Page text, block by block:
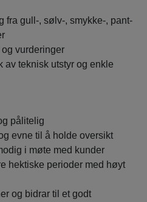
fra gull-, sølv-, smykke-, pant-
vurderinger
av teknisk utstyr og enkle
pålitelig
evne til å holde oversikt
i møte med kunder
hektiske perioder med høyt
og bidrar til et godt